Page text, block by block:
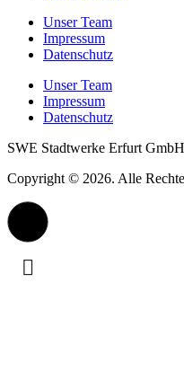
Unser Team
Impressum
Datenschutz
Unser Team
Impressum
Datenschutz
SWE Stadtwerke Erfurt GmbH
Copyright © 2026. Alle